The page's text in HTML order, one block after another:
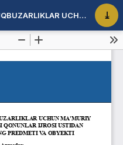
IQTISODIY SOHADAGI HUQUQBUZARLIKLAR UCHUN MA'MURIY JAVOBGARLIK TO'G'RISIDAGI QONUNLAR IJROSI USTIDAN PROKUROR NAZORATINING PREDMETI VA OBYEKTI